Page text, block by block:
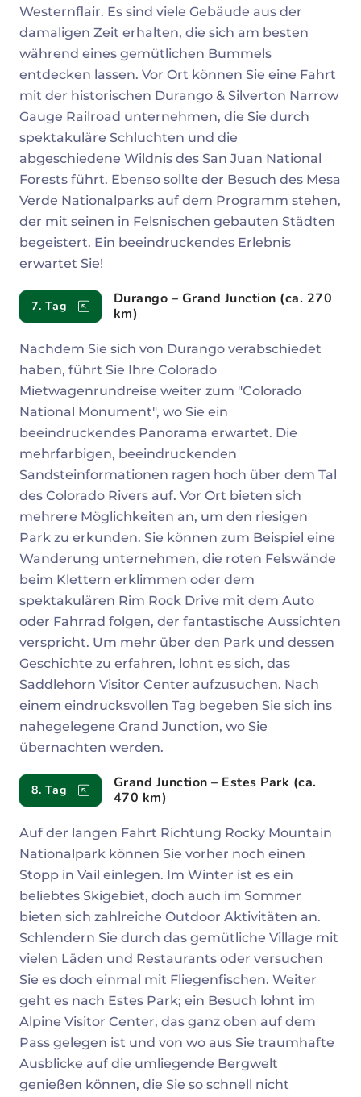
Westernflair. Es sind viele Gebäude aus der
damaligen Zeit erhalten, die sich am besten
während eines gemütlichen Bummels
entdecken lassen. Vor Ort können Sie eine Fahrt
mit der historischen Durango & Silverton Narrow
Gauge Railroad unternehmen, die Sie durch
spektakuläre Schluchten und die
abgeschiedene Wildnis des San Juan National
Forests führt. Ebenso sollte der Besuch des Mesa
Verde Nationalparks auf dem Programm stehen,
der mit seinen in Felsnischen gebauten Städten
begeistert. Ein beeindruckendes Erlebnis
erwartet Sie!
7. Tag
Durango – Grand Junction (ca. 270
km)
Nachdem Sie sich von Durango verabschiedet
haben, führt Sie Ihre Colorado
Mietwagenrundreise weiter zum "Colorado
National Monument", wo Sie ein
beeindruckendes Panorama erwartet. Die
mehrfarbigen, beeindruckenden
Sandsteinformationen ragen hoch über dem Tal
des Colorado Rivers auf. Vor Ort bieten sich
mehrere Möglichkeiten an, um den riesigen
Park zu erkunden. Sie können zum Beispiel eine
Wanderung unternehmen, die roten Felswände
beim Klettern erklimmen oder dem
spektakulären Rim Rock Drive mit dem Auto
oder Fahrrad folgen, der fantastische Aussichten
verspricht. Um mehr über den Park und dessen
Geschichte zu erfahren, lohnt es sich, das
Saddlehorn Visitor Center aufzusuchen. Nach
einem eindrucksvollen Tag begeben Sie sich ins
nahegelegene Grand Junction, wo Sie
übernachten werden.
8. Tag
Grand Junction – Estes Park (ca.
470 km)
Auf der langen Fahrt Richtung Rocky Mountain
Nationalpark können Sie vorher noch einen
Stopp in Vail einlegen. Im Winter ist es ein
beliebtes Skigebiet, doch auch im Sommer
bieten sich zahlreiche Outdoor Aktivitäten an.
Schlendern Sie durch das gemütliche Village mit
vielen Läden und Restaurants oder versuchen
Sie es doch einmal mit Fliegenfischen. Weiter
geht es nach Estes Park; ein Besuch lohnt im
Alpine Visitor Center, das ganz oben auf dem
Pass gelegen ist und von wo aus Sie traumhafte
Ausblicke auf die umliegende Bergwelt
genießen können, die Sie so schnell nicht